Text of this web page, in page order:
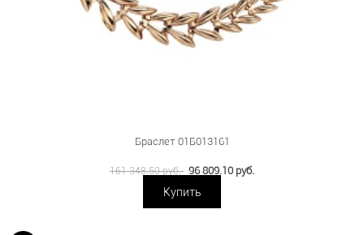
Браслет 01Б013161
161 348.50 руб. 96 809.10 руб.
Купить